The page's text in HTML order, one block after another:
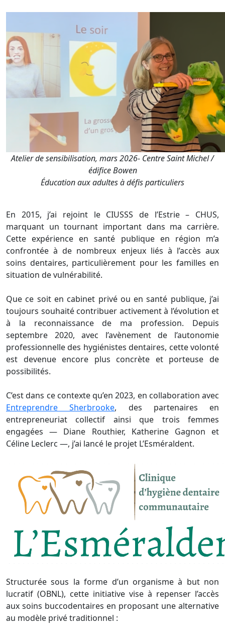
Atelier de sensibilisation, mars 2026- Centre Saint Michel /
édifice Bowen
Éducation aux adultes à défis particuliers
En 2015, j’ai rejoint le CIUSSS de l’Estrie – CHUS,
marquant un tournant important dans ma carrière.
Cette expérience en santé publique en région m’a
confrontée à de nombreux enjeux liés à l’accès aux
soins dentaires, particulièrement pour les familles en
situation de vulnérabilité.
Que ce soit en cabinet privé ou en santé publique, j’ai
toujours souhaité contribuer activement à l’évolution et
à la reconnaissance de ma profession. Depuis
septembre 2020, avec l’avènement de l’autonomie
professionnelle des hygiénistes dentaires, cette volonté
est devenue encore plus concrète et porteuse de
possibilités.
C’est dans ce contexte qu’en 2023, en collaboration avec
Entreprendre Sherbrooke, des partenaires en
entrepreneuriat collectif ainsi que trois femmes
engagées — Diane Routhier, Katherine Gagnon et
Céline Leclerc —, j’ai lancé le projet L’Esméraldent.
Structurée sous la forme d’un organisme à but non
lucratif (OBNL), cette initiative vise à repenser l’accès
aux soins buccodentaires en proposant une alternative
au modèle privé traditionnel :